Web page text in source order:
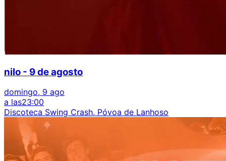
nilo - 9 de agosto
domingo, 9 ago
a las23:00
Discoteca Swing Crash, Póvoa de Lanhoso